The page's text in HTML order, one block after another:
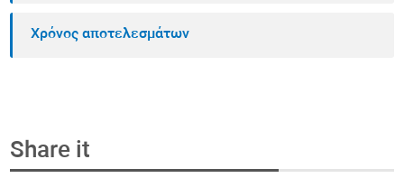
Χρόνος αποτελεσμάτων
Share it